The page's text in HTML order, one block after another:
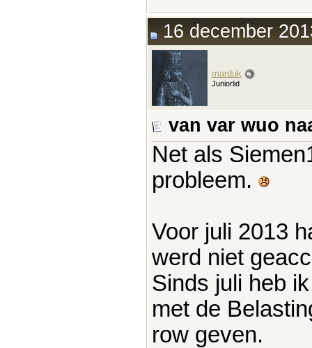
16 december
marduk
Juniorlid
van var wuo
Net als
probleem.
Voor juli 2013
werd niet
Sinds juli heb
met de
row geven.